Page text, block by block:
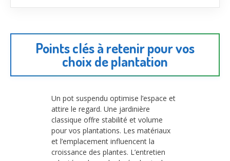
Points clés à retenir pour vos
choix de plantation
Un pot suspendu optimise l’espace et
attire le regard. Une jardinière
classique offre stabilité et volume
pour vos plantations. Les matériaux
et l’emplacement influencent la
croissance des plantes. L’entretien